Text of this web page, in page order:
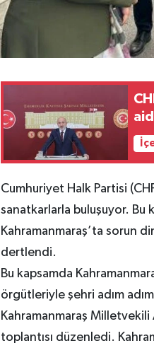
Cumhuriyet Halk Partisi
sanatkarlarla buluşuyor. Bu
Kahramanmaraş’ta sorun
dertlendi.
Bu kapsamda
örgütleriyle şehri adım
Kahramanmaraş Milletvekili
toplantısı düzenledi.